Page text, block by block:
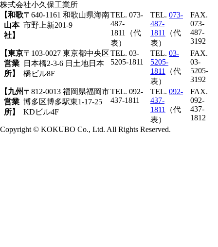
株式会社小久保工業所
【和歌
山本
社】
〒640-1161 和歌山県海南
市野上新201-9
TEL. 073-
487-
1811（代
表）
TEL. 073-
487-
1811
（代
表）
FAX.
073-
487-
3192
【東京
営業
所】
〒103-0027 東京都中央区
日本橋2-3-6 日土地日本
橋ビル8F
TEL. 03-
5205-1811
TEL. 03-
5205-
1811
（代
表）
FAX.
03-
5205-
3192
【九州
営業
所】
〒812-0013 福岡県福岡市
博多区博多駅東1-17-25
KDビル4F
TEL. 092-
437-1811
TEL. 092-
437-
1811
（代
表）
FAX.
092-
437-
1812
Copyright © KOKUBO Co., Ltd. All Rights Reserved.